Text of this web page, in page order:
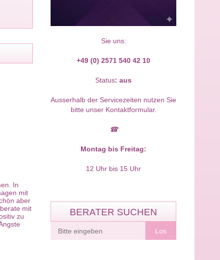
In
mit
aber
mit
zu
Sie uns:
+49 (0) 2571 540 42 10
Status: aus
Ausserhalb der Servicezeiten nutzen Sie
bitte unser Kontaktformular.
☎
Montag bis Freitag:
12 Uhr bis 15 Uhr
BERATER SUCHEN
finden